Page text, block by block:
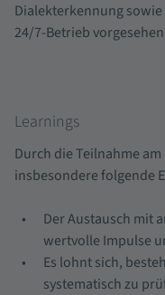
Dialekterkennung
24/7-Betrieb
Learnings
Durch die Teilnahme
insbesondere folgende
Der Austausch mit
wertvolle Impulse
Es lohnt sich,
systematisch zu